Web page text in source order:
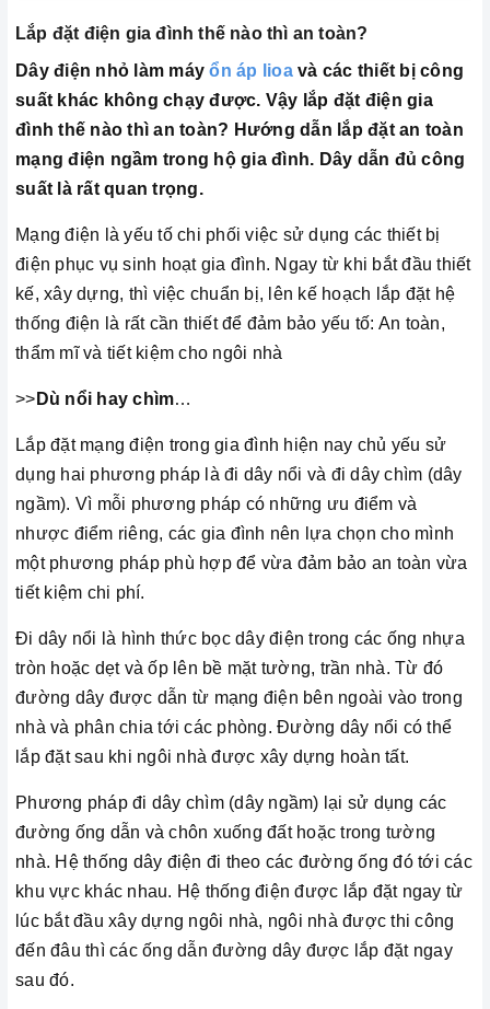
Lắp đặt điện gia đình thế nào thì an toàn?
Dây điện nhỏ làm máyổn áp lioavà các thiết bị công
suất khác không chạy được. Vậy lắp đặt điện gia
đình thế nào thì an toàn? Hướng dẫn lắp đặt an toàn
mạng điện ngầm trong hộ gia đình. Dây dẫn đủ công
suất là rất quan trọng.
Mạng điện là yếu tố chi phối việc sử dụng các thiết bị
điện phục vụ sinh hoạt gia đình. Ngay từ khi bắt đầu thiết
kế, xây dựng, thì việc chuẩn bị, lên kế hoạch lắp đặt hệ
thống điện là rất cần thiết để đảm bảo yếu tố: An toàn,
thẩm mĩ và tiết kiệm cho ngôi nhà
>> Dù nổi hay chìm…
Lắp đặt mạng điện trong gia đình hiện nay chủ yếu sử
dụng hai phương pháp là đi dây nổi và đi dây chìm (dây
ngầm). Vì mỗi phương pháp có những ưu điểm và
nhược điểm riêng, các gia đình nên lựa chọn cho mình
một phương pháp phù hợp để vừa đảm bảo an toàn vừa
tiết kiệm chi phí.
Đi dây nổi là hình thức bọc dây điện trong các ống nhựa
tròn hoặc dẹt và ốp lên bề mặt tường, trần nhà. Từ đó
đường dây được dẫn từ mạng điện bên ngoài vào trong
nhà và phân chia tới các phòng. Đường dây nổi có thể
lắp đặt sau khi ngôi nhà được xây dựng hoàn tất.
Phương pháp đi dây chìm (dây ngầm) lại sử dụng các
đường ống dẫn và chôn xuống đất hoặc trong tường
nhà. Hệ thống dây điện đi theo các đường ống đó tới các
khu vực khác nhau. Hệ thống điện được lắp đặt ngay từ
lúc bắt đầu xây dựng ngôi nhà, ngôi nhà được thi công
đến đâu thì các ống dẫn đường dây được lắp đặt ngay
sau đó.